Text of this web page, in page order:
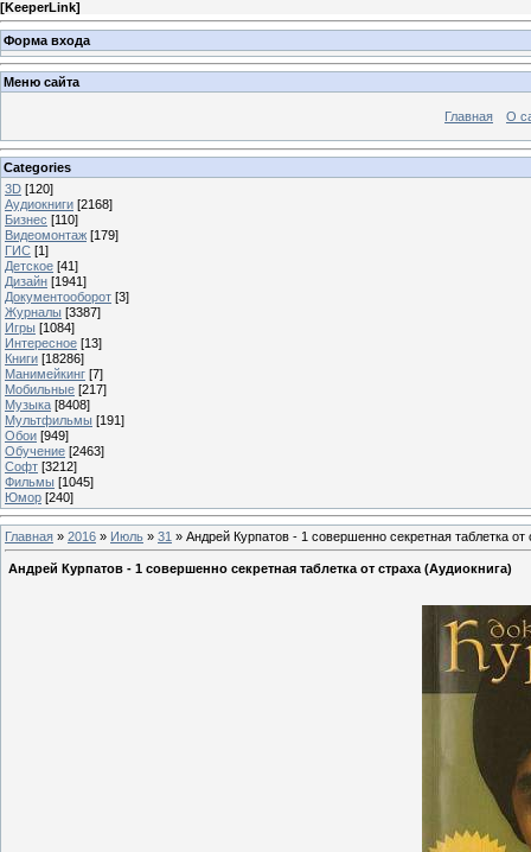
[KeeperLink]
Форма входа
Меню сайта
Главная О
Categories
3D [120]
Аудиокниги [2168]
Бизнес [110]
Видеомонтаж [179]
ГИС [1]
Детское [41]
Дизайн [1941]
Документооборот [3]
Журналы [3387]
Игры [1084]
Интересное [13]
Книги [18286]
Манимейкинг [7]
Мобильные [217]
Музыка [8408]
Мультфильмы [191]
Обои [949]
Обучение [2463]
Софт [3212]
Фильмы [1045]
Юмор [240]
Главная » 2016 » Июль » 31 » Андрей Курпатов - 1 совершенно секретная таблетка от
Андрей Курпатов - 1 совершенно секретная таблетка от страха (Аудиокнига)